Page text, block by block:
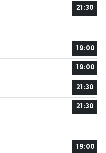
21:30
19:00
19:00
21:30
21:30
19:00